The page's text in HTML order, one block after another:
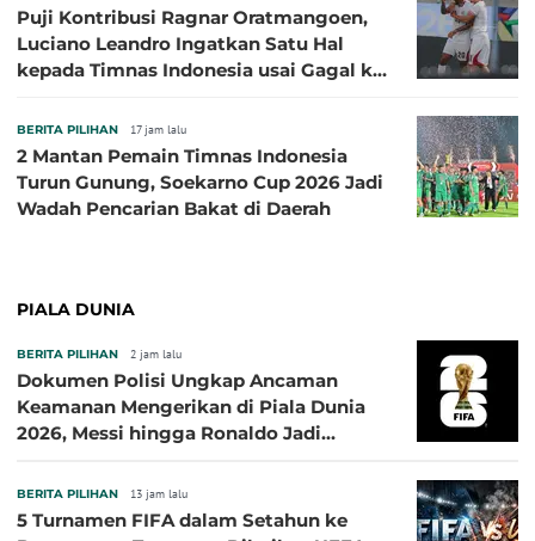
Puji Kontribusi Ragnar Oratmangoen,
Luciano Leandro Ingatkan Satu Hal
kepada Timnas Indonesia usai Gagal ke
BERITA PILIHAN 17 jam lalu
2 Mantan Pemain Timnas Indonesia
Turun Gunung, Soekarno Cup 2026 Jadi
Wadah Pencarian Bakat di Daerah
PIALA DUNIA
BERITA PILIHAN 2 jam lalu
Dokumen Polisi Ungkap Ancaman
Keamanan Mengerikan di Piala Dunia
2026, Messi hingga Ronaldo Jadi
BERITA PILIHAN 13 jam lalu
5 Turnamen FIFA dalam Setahun ke